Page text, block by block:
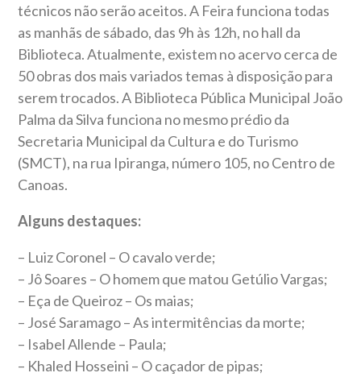
técnicos não serão aceitos. A Feira funciona todas
as manhãs de sábado, das 9h às 12h, no hall da
Biblioteca. Atualmente, existem no acervo cerca de
50 obras dos mais variados temas à disposição para
serem trocados. A Biblioteca Pública Municipal João
Palma da Silva funciona no mesmo prédio da
Secretaria Municipal da Cultura e do Turismo
(SMCT), na rua Ipiranga, número 105, no Centro de
Canoas.
Alguns destaques:
– Luiz Coronel – O cavalo verde;
– Jô Soares – O homem que matou Getúlio Vargas;
– Eça de Queiroz – Os maias;
– José Saramago – As intermitências da morte;
– Isabel Allende – Paula;
– Khaled Hosseini – O caçador de pipas;